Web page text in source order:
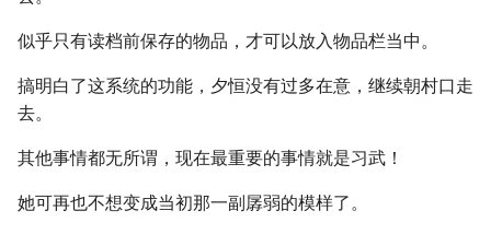
似乎只有读档前保存的物品，才可以放入物品栏当中。
搞明白了这系统的功能，夕恒没有过多在意，继续朝村口走
去。
其他事情都无所谓，现在最重要的事情就是习武！
她可再也不想变成当初那一副孱弱的模样了。